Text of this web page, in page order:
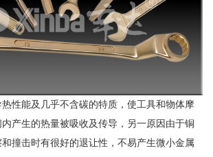
性能及几乎不含碳的特质，使工具和物体摩
产生的热量被吸收及传导，另一原因由于铜
撞击时有很好的退让性，不易产生微小金属